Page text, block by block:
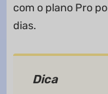
com o plano Pro
dias.
Dica